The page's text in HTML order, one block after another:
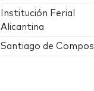
Institución Ferial
Alicantina
Santiago de